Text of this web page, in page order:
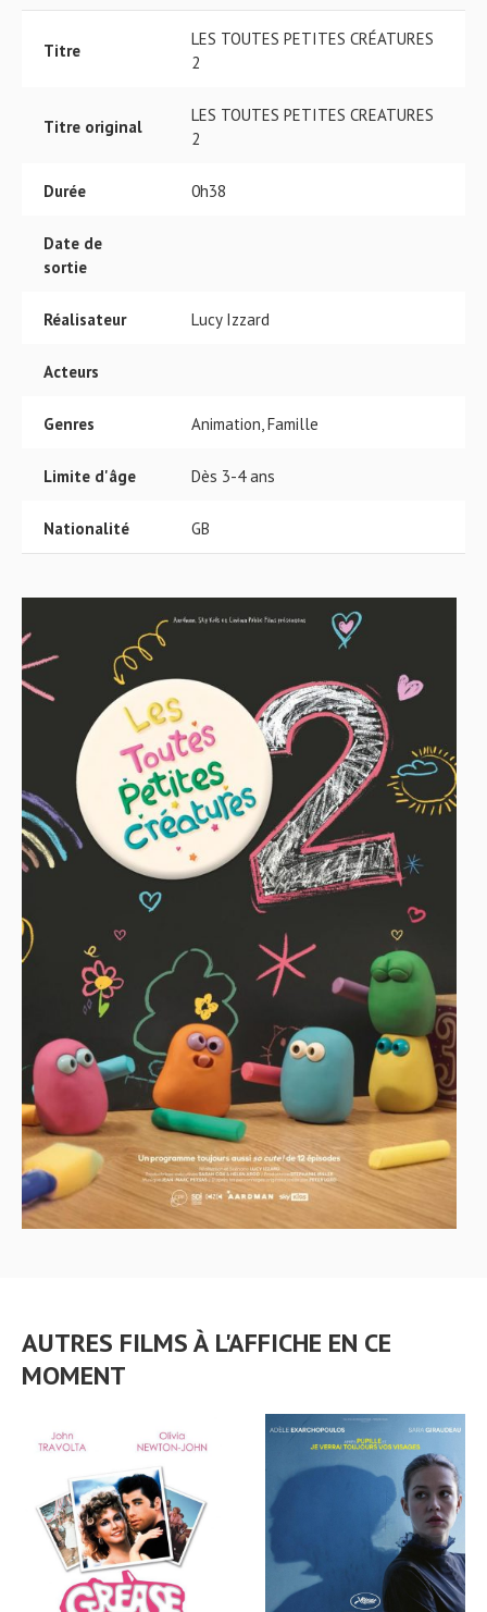
Titre
LES TOUTES PETITES CRÉATURES
2
Titre original
LES TOUTES PETITES CREATURES
2
Durée 0h38
Date de
sortie
Réalisateur Lucy Izzard
Acteurs
Genres Animation, Famille
Limite d'âge Dès 3-4 ans
Nationalité GB
AUTRES FILMS À L'AFFICHE EN CE
MOMENT